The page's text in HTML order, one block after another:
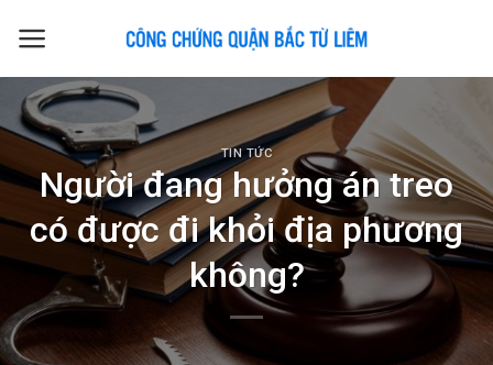
TIN TỨC
Người đang hưởng án treo
có được đi khỏi địa phương
không?